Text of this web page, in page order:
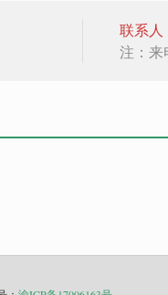
联系人
注：来